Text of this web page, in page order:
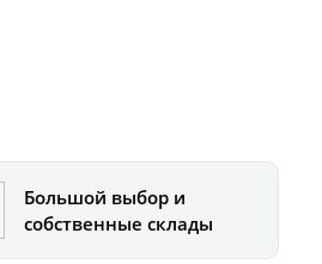
Большой выбор и
собственные склады